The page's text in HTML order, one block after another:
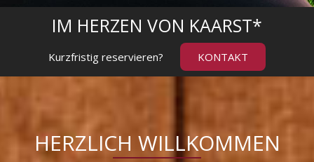
IM HERZEN VON KAARST*
Kurzfristig reservieren? KONTAKT
HERZLICH WILLKOMMEN